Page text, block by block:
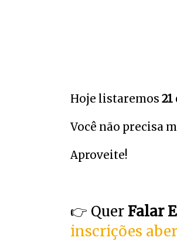
Hoje listaremos
Você não precisa
Aproveite!
👉 QuerFalar
inscrições